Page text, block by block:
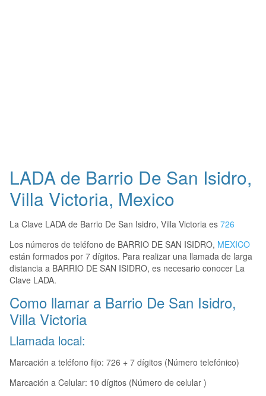
LADA de Barrio De San Isidro,
Villa Victoria, Mexico
La Clave LADA de Barrio De San Isidro, Villa Victoria es 726
Los números de teléfono de BARRIO DE SAN ISIDRO, MEXICO
están formados por 7 dígitos. Para realizar una llamada de larga
distancia a BARRIO DE SAN ISIDRO, es necesario conocer La
Clave LADA.
Como llamar a Barrio De San Isidro,
Villa Victoria
Llamada local:
Marcación a teléfono fijo: 726 + 7 dígitos (Número telefónico)
Marcación a Celular: 10 dígitos (Número de celular )